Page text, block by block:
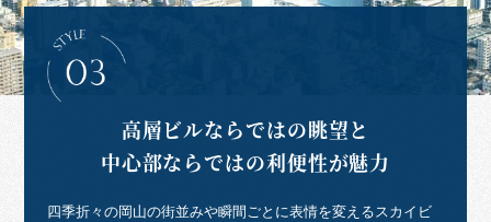
高層ビルならではの眺望と
中心部ならではの利便性が魅力
四季折々の岡山の街並みや瞬間ごとに表情を変えるスカイビ